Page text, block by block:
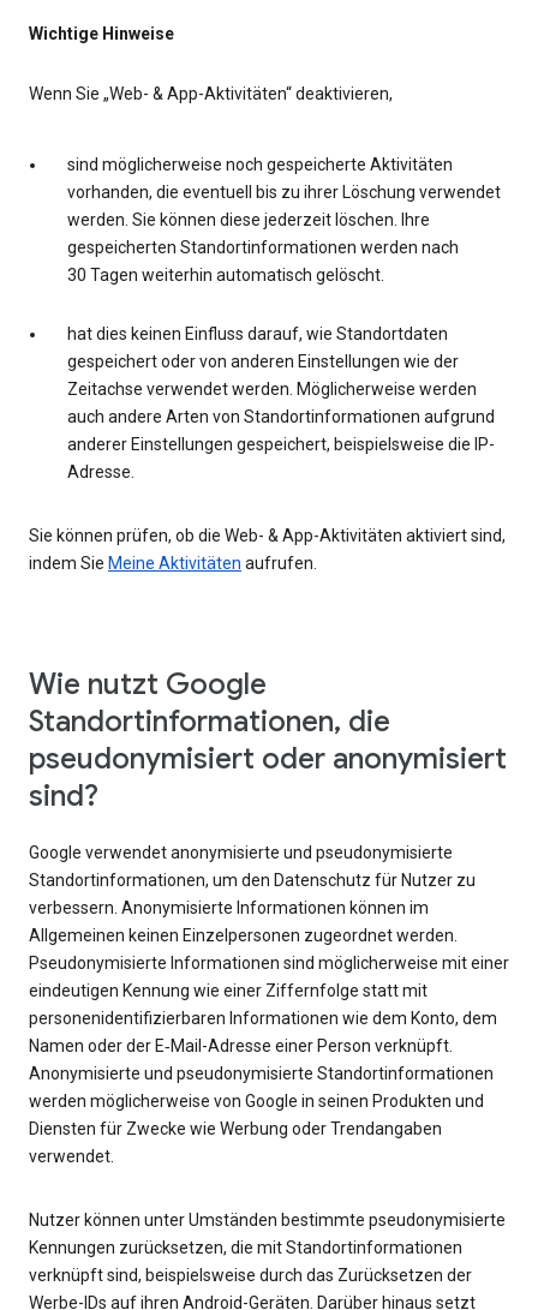
Wichtige Hinweise
Wenn Sie „Web- & App-Aktivitäten“ deaktivieren,
sind möglicherweise noch gespeicherte Aktivitäten
vorhanden, die eventuell bis zu ihrer Löschung verwendet
werden. Sie können diese jederzeit löschen. Ihre
gespeicherten Standortinformationen werden nach
30 Tagen weiterhin automatisch gelöscht.
hat dies keinen Einfluss darauf, wie Standortdaten
gespeichert oder von anderen Einstellungen wie der
Zeitachse verwendet werden. Möglicherweise werden
auch andere Arten von Standortinformationen aufgrund
anderer Einstellungen gespeichert, beispielsweise die IP-
Adresse.
Sie können prüfen, ob die Web- & App-Aktivitäten aktiviert sind,
indem Sie Meine Aktivitäten aufrufen.
Wie nutzt Google
Standortinformationen, die
pseudonymisiert oder anonymisiert
sind?
Google verwendet anonymisierte und pseudonymisierte
Standortinformationen, um den Datenschutz für Nutzer zu
verbessern. Anonymisierte Informationen können im
Allgemeinen keinen Einzelpersonen zugeordnet werden.
Pseudonymisierte Informationen sind möglicherweise mit einer
eindeutigen Kennung wie einer Ziffernfolge statt mit
personenidentifizierbaren Informationen wie dem Konto, dem
Namen oder der E‑Mail-Adresse einer Person verknüpft.
Anonymisierte und pseudonymisierte Standortinformationen
werden möglicherweise von Google in seinen Produkten und
Diensten für Zwecke wie Werbung oder Trendangaben
verwendet.
Nutzer können unter Umständen bestimmte pseudonymisierte
Kennungen zurücksetzen, die mit Standortinformationen
verknüpft sind, beispielsweise durch das Zurücksetzen der
Werbe-IDs auf ihren Android-Geräten. Darüber hinaus setzt